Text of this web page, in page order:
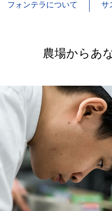
フォンテラについて サ
農場からあ